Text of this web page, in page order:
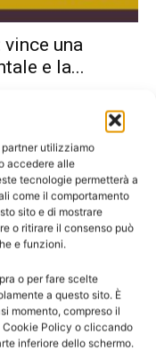
partner utilizziamo
accedere alle
tecnologie permetterà a
come il comportamento
sito e di mostrare
o ritirare il consenso può
e funzioni.
o per fare scelte
a questo sito. È
momento, compreso il
Policy o cliccando
inferiore dello schermo.
una
e la...